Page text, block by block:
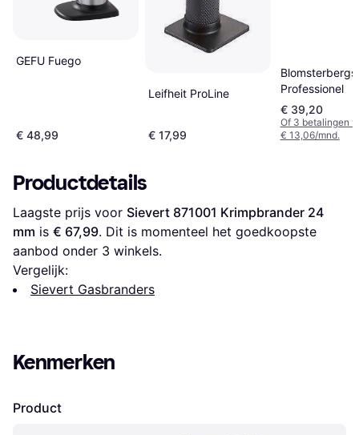
GEFU Fuego
€ 48,99
Leifheit ProLine
€ 17,99
Blomsterbergs
Professionel
€ 39,20
Of 3 betalingen
€ 13,06/mnd.
Productdetails
Laagste prijs voor Sievert 871001 Krimpbrander 24
mm is € 67,99. Dit is momenteel het goedkoopste
aanbod onder 3 winkels.
Vergelijk:
Sievert Gasbranders
Kenmerken
Product